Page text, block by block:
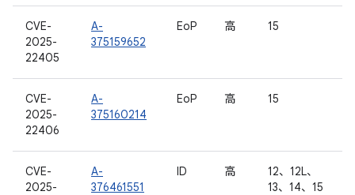
CVE-
2025-
22405
A-
375159652
EoP 高 15
CVE-
2025-
22406
A-
375160214
EoP 高 15
CVE-
2025-
A-
376461551
ID 高
12、12L、
13、14、15